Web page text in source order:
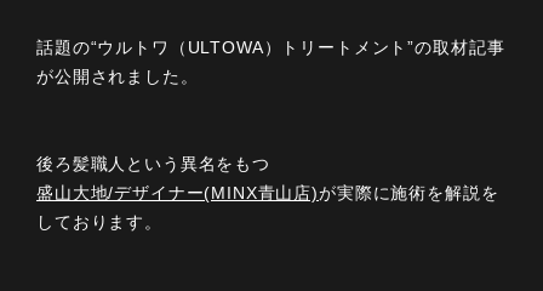
話題の“ウルトワ（ULTOWA）トリートメント”の取材記事
が公開されました。
後ろ髪職人という異名をもつ
盛山大地/デザイナー(MINX青山店)が実際に施術を解説を
しております。